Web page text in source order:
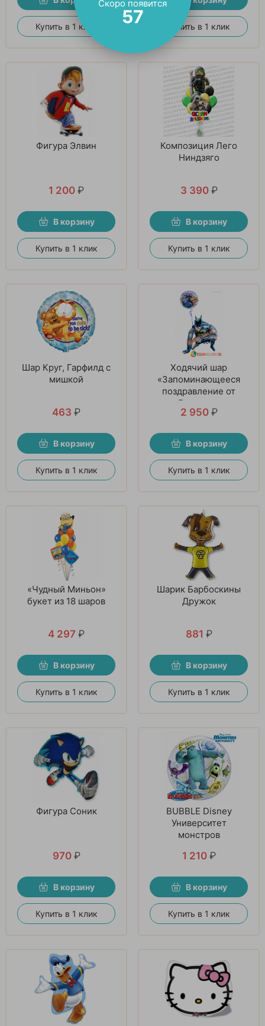
Купить в 1 клик Купить в 1 клик
Фигура Элвин
1 200 ₽
В корзину
Купить в 1 клик
Композиция Лего
Ниндзяго
3 390 ₽
В корзину
Купить в 1 клик
Шар Круг, Гарфилд с
мишкой
463 ₽
В корзину
Купить в 1 клик
Ходячий шар
«Запоминающееся
поздравление от
Бэтмена»
2 950 ₽
В корзину
Купить в 1 клик
«Чудный Миньон»
букет из 18 шаров
4 297 ₽
В корзину
Купить в 1 клик
Шарик Барбоскины
Дружок
881 ₽
В корзину
Купить в 1 клик
Фигура Соник
970 ₽
В корзину
Купить в 1 клик
BUBBLE Disney
Университет
монстров
1 210 ₽
В корзину
Купить в 1 клик
Скоро появится
56